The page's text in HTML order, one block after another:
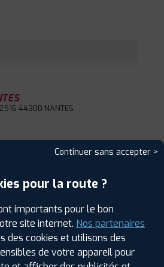
44300 NANTES
HERBLAIN
CP 020444800 SAINT-
Continuer sans accepter >
pour la route ?
importants pour le bon
site internet. Nos partenaires
des cookies et utilisons des
de votre appareil pour